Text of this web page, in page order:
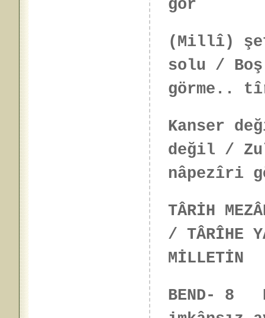
gör
(Millî)
solu /
görme..
Kanser
değil /
nâpezîri
TÂRİH
/ TÂRÎHE
MİLLETİN
BEND- 8